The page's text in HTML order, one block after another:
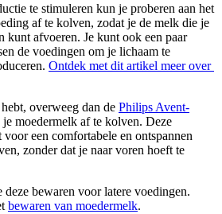
te stimuleren kun je proberen aan het
af te kolven, zodat je de melk die je
kunt afvoeren. Je kunt ook een paar
de voedingen om je lichaam te
Ontdek met dit artikel meer over
overweeg dan de Philips Avent-
moedermelk af te kolven. Deze
een comfortabele en ontspannen
zonder dat je naar voren hoeft te
bewaren voor latere voedingen.
bewaren van moedermelk.